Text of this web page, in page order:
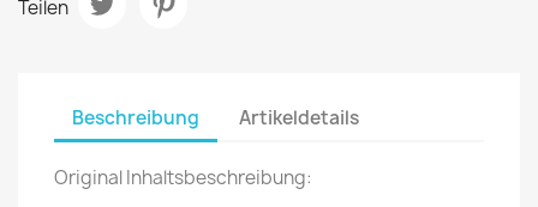
Teilen
Beschreibung Artikeldetails
Original Inhaltsbeschreibung: